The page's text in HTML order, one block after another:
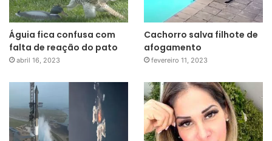
Águia fica confusa com
falta de reação do pato
abril 16, 2023
Cachorro salva filhote de
afogamento
fevereiro 11, 2023